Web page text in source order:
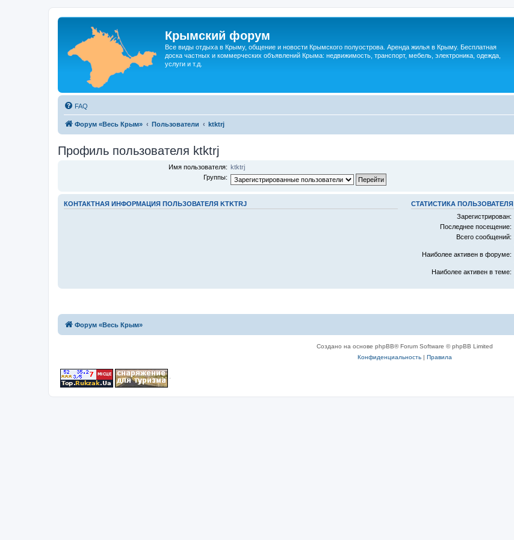
Крымский форум
Все виды отдыха в Крыму, общение и новости Крымского полуострова. Аренда жилья в Крыму. Бесплатная
доска частных и коммерческих объявлений Крыма: недвижимость, транспорт, мебель, электроника, одежда,
услуги и т.д.
FAQ
Форум «Весь Крым» Пользователи ktktrj
Профиль пользователя ktktrj
Имя пользователя: ktktrj
Группы:
КОНТАКТНАЯ ИНФОРМАЦИЯ ПОЛЬЗОВАТЕЛЯ KTKTRJ
СТАТИСТИКА ПОЛЬЗОВАТЕЛЯ
Зарегистрирован:
Последнее посещение:
Всего сообщений:
Наиболее активен в форуме:
Наиболее активен в теме:
Форум «Весь Крым»
Создано на основе phpBB® Forum Software © phpBB Limited
Конфиденциальность| Правила